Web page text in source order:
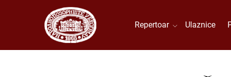
Repertoar Ulaznice